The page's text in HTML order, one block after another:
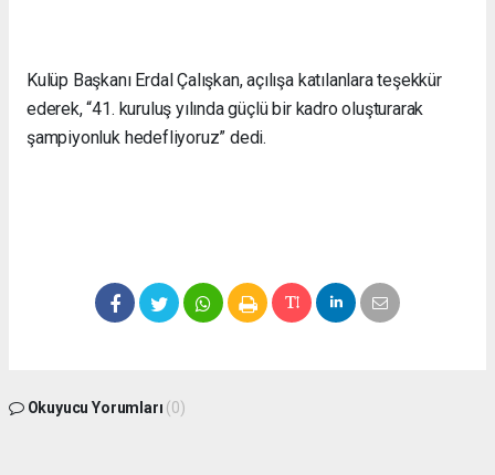
Kulüp Başkanı Erdal Çalışkan, açılışa katılanlara teşekkür
ederek, “41. kuruluş yılında güçlü bir kadro oluşturarak
şampiyonluk hedefliyoruz” dedi.
Okuyucu Yorumları (0)